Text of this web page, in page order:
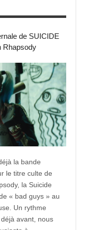
de SUICIDE
Rhapsody
la bande
le titre culte de
la Suicide
« bad guys » au
Un rythme
avant, nous